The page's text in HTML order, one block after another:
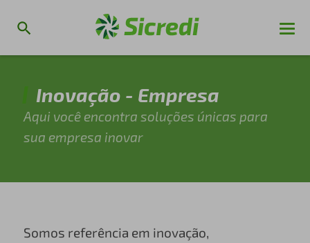
Inovação - Empresa
Aqui você encontra soluções únicas para
sua empresa inovar
Somos referência em inovação,